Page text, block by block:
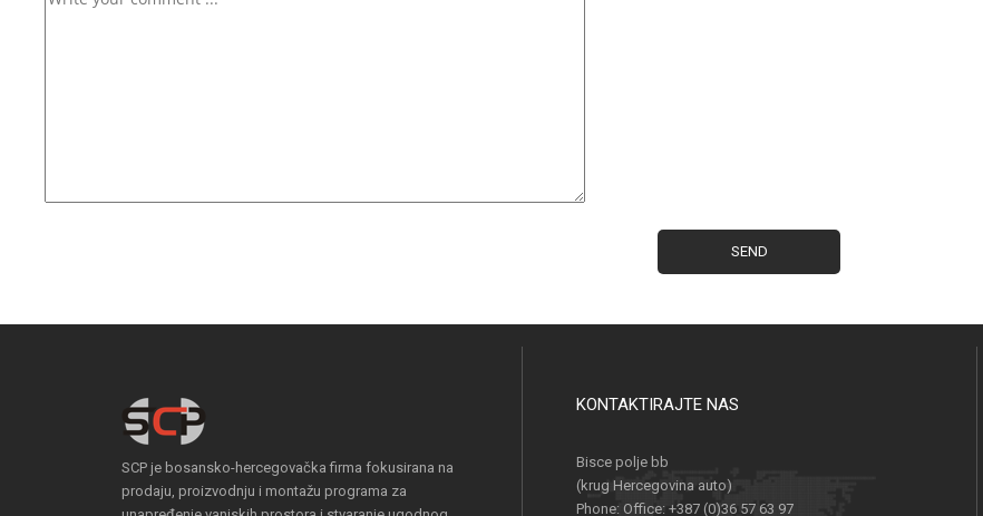
SCP je bosansko-hercegovačka firma fokusirana na
prodaju, proizvodnju i montažu programa za
KONTAKTIRAJTE NAS
Bisce polje bb
(krug Hercegovina auto)
Phone: Office: +387 (0)36 57 63 97